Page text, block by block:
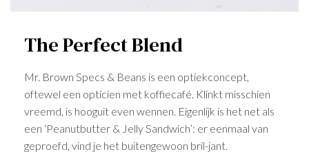
The Perfect Blend
Mr. Brown Specs & Beans is een optiekconcept,
oftewel een opticien met koffiecafé. Klinkt misschien
vreemd, is hooguit even wennen. Eigenlijk is het net als
een ‘Peanutbutter & Jelly Sandwich’: er eenmaal van
geproefd, vind je het buitengewoon bril-jant.